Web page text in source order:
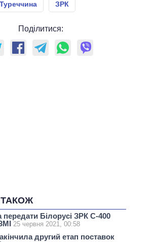
Туреччина ЗРК
Поділитися:
передати Білорусі ЗРК С-400
25 червня 2021, 00:58
другий етап поставок